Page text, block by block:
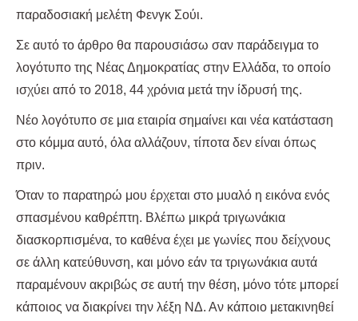
παραδοσιακή μελέτη Φενγκ Σούι.
Σε αυτό το άρθρο θα παρουσιάσω σαν παράδειγμα το
λογότυπο της Νέας Δημοκρατίας στην Ελλάδα, το οποίο
ισχύει από το 2018, 44 χρόνια μετά την ίδρυσή της.
Νέο λογότυπο σε μια εταιρία σημαίνει και νέα κατάσταση
στο κόμμα αυτό, όλα αλλάζουν, τίποτα δεν είναι όπως
πριν.
Όταν το παρατηρώ μου έρχεται στο μυαλό η εικόνα ενός
σπασμένου καθρέπτη. Βλέπω μικρά τριγωνάκια
διασκορπισμένα, το καθένα έχει με γωνίες που δείχνους
σε άλλη κατεύθυνση, και μόνο εάν τα τριγωνάκια αυτά
παραμένουν ακριβώς σε αυτή την θέση, μόνο τότε μπορεί
κάποιος να διακρίνει την λέξη ΝΔ. Αν κάποιο μετακινηθεί